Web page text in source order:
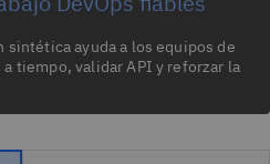
sintética ayuda a los equipos de
tiempo, validar API y reforzar la